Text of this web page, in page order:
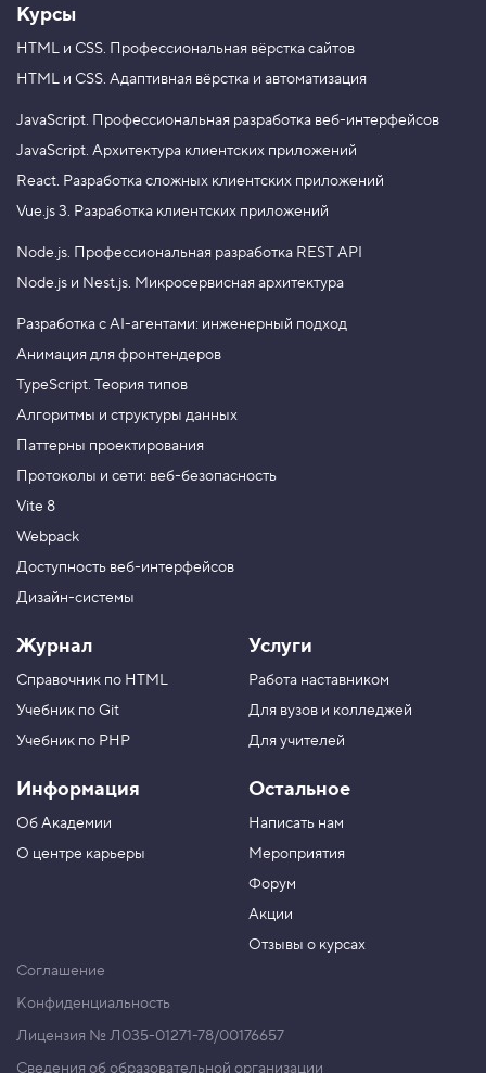
Курсы
HTML и CSS. Профессиональная вёрстка сайтов
HTML и CSS. Адаптивная вёрстка и автоматизация
JavaScript. Профессиональная разработка веб-интерфейсов
JavaScript. Архитектура клиентских приложений
React. Разработка сложных клиентских приложений
Vue.js 3. Разработка клиентских приложений
Node.js. Профессиональная разработка REST API
Node.js и Nest.js. Микросервисная архитектура
Разработка с AI-агентами: инженерный подход
Анимация для фронтендеров
TypeScript. Теория типов
Алгоритмы и структуры данных
Паттерны проектирования
Протоколы и сети: веб-безопасность
Vite 8
Webpack
Доступность веб-интерфейсов
Дизайн-системы
Журнал
Справочник по HTML
Учебник по Git
Учебник по PHP
Информация
Об Академии
О центре карьеры
Услуги
Работа наставником
Для вузов и колледжей
Для учителей
Остальное
Написать нам
Мероприятия
Форум
Акции
Отзывы о курсах
Соглашение
Конфиденциальность
Лицензия № Л035-01271-78/00176657
Сведения об образовательной организации